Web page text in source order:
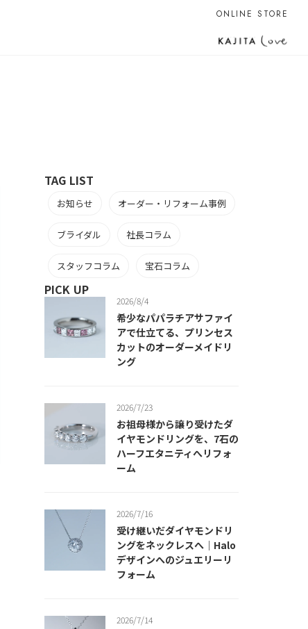
ONLINE STORE
TAG LIST
お知らせ オーダー・リフォーム事例
ブライダル 社長コラム
スタッフコラム 宝石コラム
PICK UP
2026/8/4
希少なパパラチアサファイ
アで仕立てる、プリンセス
カットのオーダーメイドリ
ング
2026/7/23
お祖母様から譲り受けたダ
イヤモンドリングを、7石の
ハーフエタニティへリフォ
ーム
2026/7/16
受け継いだダイヤモンドリ
ングをネックレスへ｜Halo
デザインへのジュエリーリ
フォーム
2026/7/14